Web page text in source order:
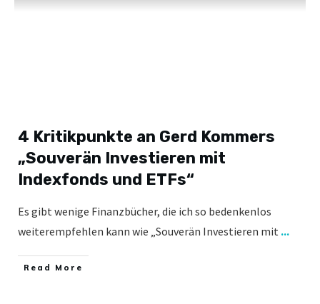
4 Kritikpunkte an Gerd Kommers
„Souverän Investieren mit
Indexfonds und ETFs“
Es gibt wenige Finanzbücher, die ich so bedenkenlos
weiterempfehlen kann wie „Souverän Investieren mit ...
​Read More